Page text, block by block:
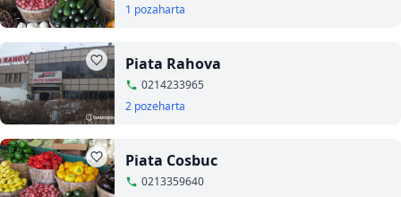
1 pozaharta
Piata Rahova
0214233965
2 pozeharta
Piata Cosbuc
0213359640